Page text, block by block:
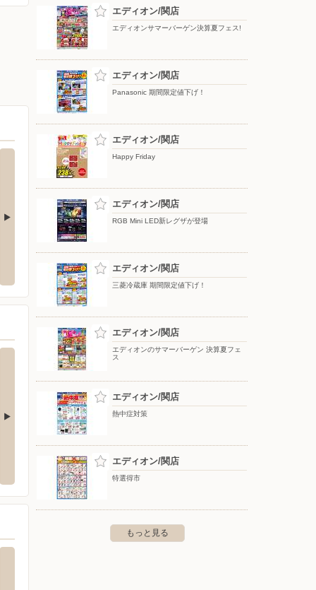
川町高野510-1 〒501-3133 岐阜県岐阜市芥見南山2-1-8
屋店 クスリのアオキ/大矢田店
〒501-3771 美濃市大矢田572-10
エディオン/関店
エディオンサマーバーゲン決算夏フェス!
エディオン/関店
Panasonic 期間限定値下げ！
エディオン/関店
Happy Friday
エディオン/関店
RGB Mini LED新レグザが登場
エディオン/関店
三菱冷蔵庫 期間限定値下げ！
エディオン/関店
エディオンのサマーバーゲン 決算夏フェ
ス
エディオン/関店
熱中症対策
エディオン/関店
特選得市
もっと見る